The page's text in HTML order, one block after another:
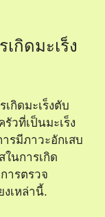
กิดมะเร็ง
กิดมะเร็งตับ
วที่เป็นมะเร็ง
รมีภาวะอักเสบ
ในการเกิด
ารตรวจ
เหล่านี้.